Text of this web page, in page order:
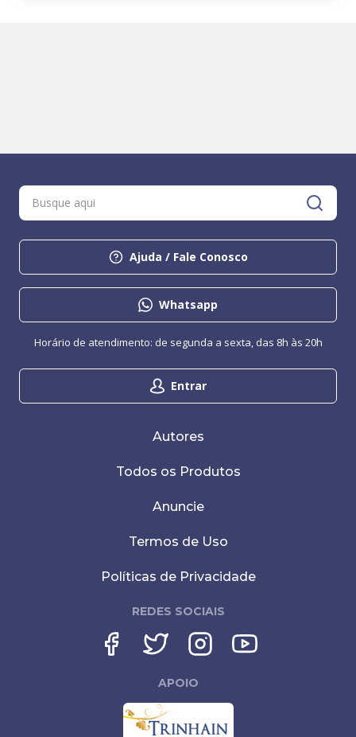
Ajuda / Fale Conosco
Whatsapp
Entrar
Horário de atendimento: de segunda a sexta, das 8h às 20h
Autores
Todos os Produtos
Anuncie
Termos de Uso
Políticas de Privacidade
REDES SOCIAIS
APOIO